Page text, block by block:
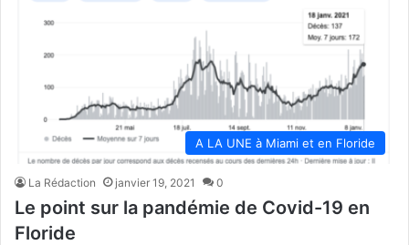
A LA UNE à Miami et en Floride
La Rédaction janvier 19, 2021 0
Le point sur la pandémie de Covid-19 en
Floride